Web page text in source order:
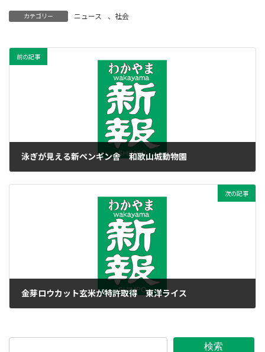
カテゴリー ニュース 、 社会
前の記事
泳ぎが見える新ペンギン舎 和歌山城動物園
次の記事
金芽ロウカット玄米が特許取得 東洋ライス
検索